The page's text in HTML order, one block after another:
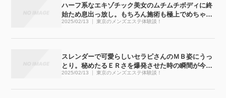
ハーフ系なエキゾチック美女のムチムチボディに終
始ため息出っ放し。もちろん施術も極上でめちゃく
ちゃ気持ち良かったです
2025/02/13 東京のメンズエステ体験談！
スレンダーで可愛らしいセラピさんのＭＢ姿にうっ
とり。秘めたるＥＲさを爆発させた時の瞬間が今で
も忘れられません
2025/02/13 東京のメンズエステ体験談！